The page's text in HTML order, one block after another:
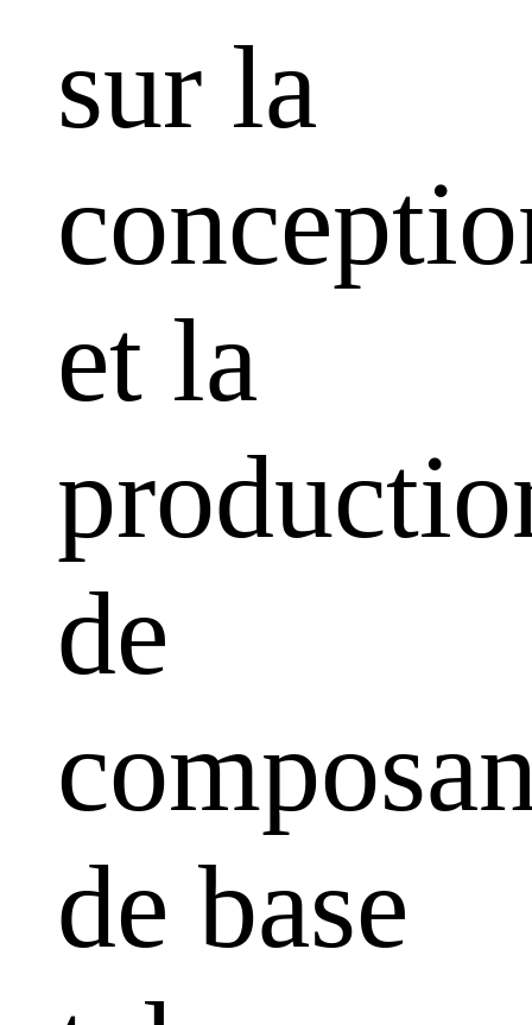
sur la
et la
de
de base